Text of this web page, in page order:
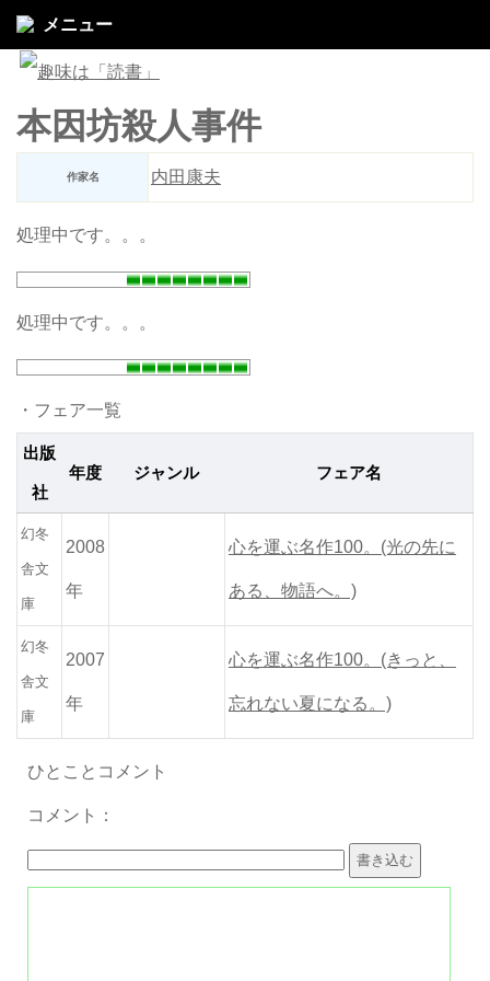
メニュー
本因坊殺人事件
作家名 内田康夫
処理中です。。。
処理中です。。。
・フェア一覧
出版
社
年度 ジャンル フェア名
幻冬
舎文
庫
2008
年
心を運ぶ名作100。(光の先に
ある、物語へ。)
幻冬
舎文
庫
2007
年
心を運ぶ名作100。(きっと、
忘れない夏になる。)
ひとことコメント
コメント：